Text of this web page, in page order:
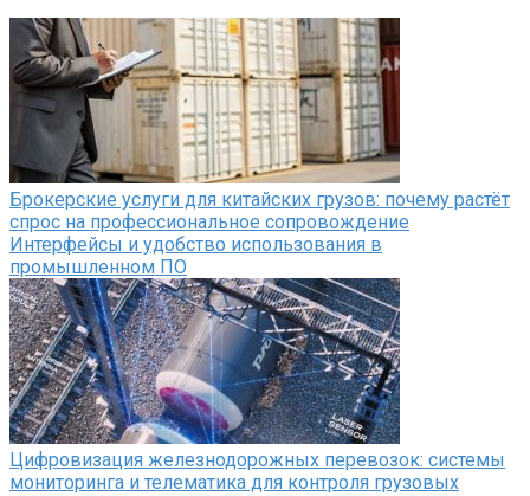
Брокерские услуги для китайских грузов: почему растёт
спрос на профессиональное сопровождение
Интерфейсы и удобство использования в
промышленном ПО
Цифровизация железнодорожных перевозок: системы
мониторинга и телематика для контроля грузовых